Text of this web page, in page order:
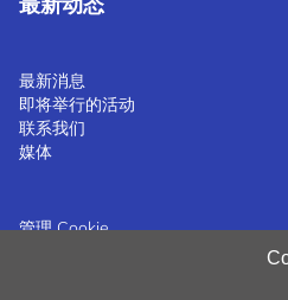
最新消息
即将举行的活动
联系我们
媒体
管理 Cookie